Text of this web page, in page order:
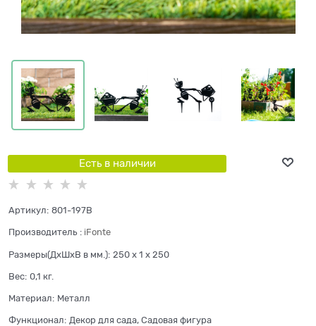
Есть в наличии
Артикул: 801-197B
Производитель : iFonte
Размеры(ДхШхВ в мм.): 250 x 1 x 250
Вес: 0,1 кг.
Материал: Металл
Функционал: Декор для сада, Садовая фигура